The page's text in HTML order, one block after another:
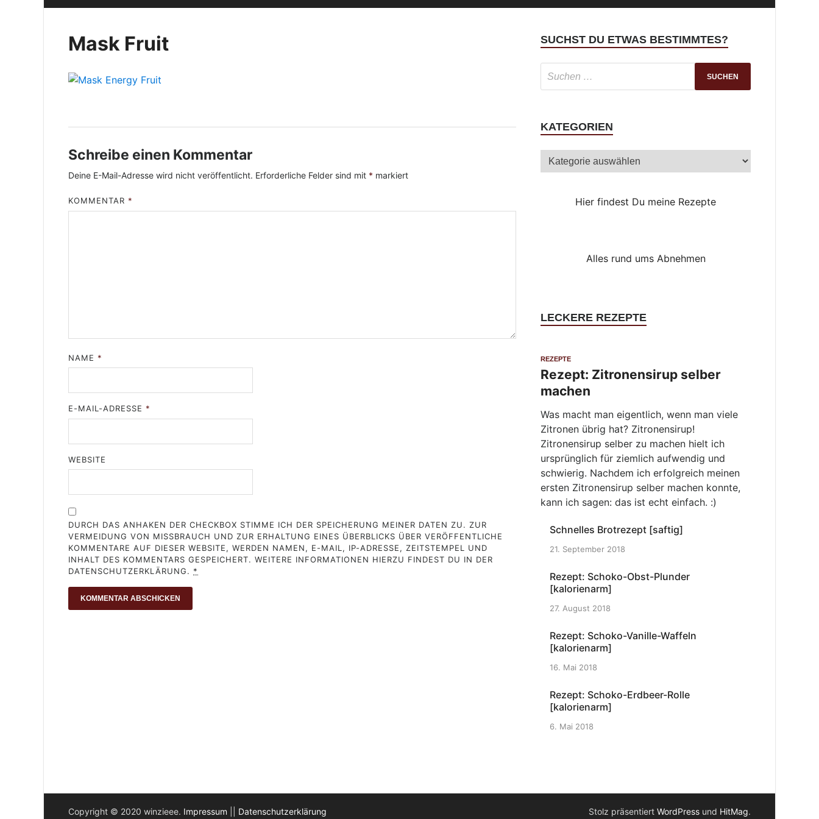
Mask Fruit
Schreibe einen Kommentar
Deine E-Mail-Adresse wird nicht veröffentlicht. Erforderliche Felder sind mit * markiert
KOMMENTAR *
NAME *
E-MAIL-ADRESSE *
WEBSITE
DURCH DAS ANHAKEN DER CHECKBOX STIMME ICH DER SPEICHERUNG MEINER DATEN ZU. ZUR
VERMEIDUNG VON MISSBRAUCH UND ZUR ERHALTUNG EINES ÜBERBLICKS ÜBER VERÖFFENTLICHE
KOMMENTARE AUF DIESER WEBSITE, WERDEN NAMEN, E-MAIL, IP-ADRESSE, ZEITSTEMPEL UND
INHALT DES KOMMENTARS GESPEICHERT. WEITERE INFORMATIONEN HIERZU FINDEST DU IN DER
DATENSCHUTZERKLÄRUNG. *
SUCHST DU ETWAS BESTIMMTES?
KATEGORIEN
Hier findest Du meine Rezepte
Alles rund ums Abnehmen
LECKERE REZEPTE
REZEPTE
Rezept: Zitronensirup selber
machen
Was macht man eigentlich, wenn man viele
Zitronen übrig hat? Zitronensirup!
Zitronensirup selber zu machen hielt ich
ursprünglich für ziemlich aufwendig und
schwierig. Nachdem ich erfolgreich meinen
ersten Zitronensirup selber machen konnte,
kann ich sagen: das ist echt einfach. :)
Schnelles Brotrezept [saftig]
21. September 2018
Rezept: Schoko-Obst-Plunder
[kalorienarm]
27. August 2018
Rezept: Schoko-Vanille-Waffeln
[kalorienarm]
16. Mai 2018
Rezept: Schoko-Erdbeer-Rolle
[kalorienarm]
6. Mai 2018
Copyright © 2020 winzieee. Impressum Datenschutzerklärung Stolz präsentiert WordPress und HitMag.